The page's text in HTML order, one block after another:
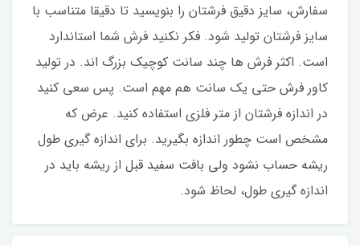
سفارش، سایز دقیق فرشتان را بنویسید تا دقیقا متناسب با
سایز فرشتان تولید شود. فکر نکنید فرش شما استاندارد
است. اکثر فرش ها چند سانت کوچیک بزرگ اند. در تولید
کاور فرش حتی یک سانت هم مهم است. پس سعی کنید
در اندازه فرشتان از متر فلزی استفاده کنید‌. عرض که
مشخص است چطور اندازه بگیرید. برای اندازه گیری طول
ریشه حساب نشود ولی بافت سفید قبل از ریشه باید در
اندازه گیری طول، لحاظ شود.